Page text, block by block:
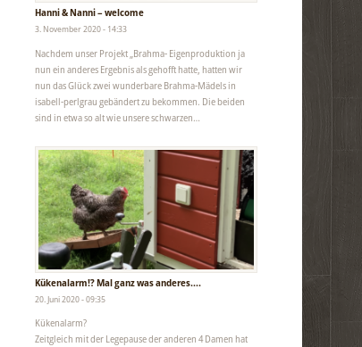
Hanni & Nanni – welcome
3. November 2020 - 14:33
Nachdem unser Projekt „Brahma- Eigenproduktion ja
nun ein anderes Ergebnis als gehofft hatte, hatten wir
nun das Glück zwei wunderbare Brahma-Mädels in
isabell-perlgrau gebändert zu bekommen. Die beiden
sind in etwa so alt wie unsere schwarzen…
Kükenalarm!? Mal ganz was anderes….
20. Juni 2020 - 09:35
Kükenalarm?
Zeitgleich mit der Legepause der anderen 4 Damen hat